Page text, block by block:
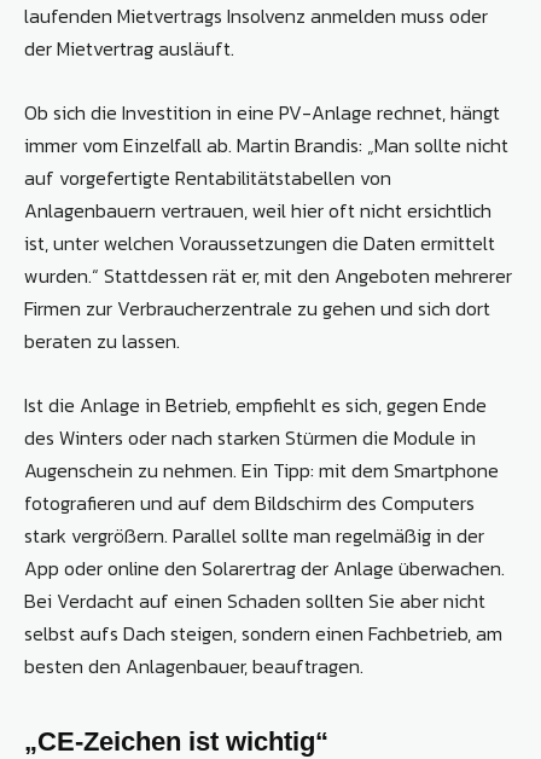
laufenden Mietvertrags Insolvenz anmelden muss oder
der Mietvertrag ausläuft.
Ob sich die Investition in eine PV-Anlage rechnet, hängt
immer vom Einzelfall ab. Martin Brandis: „Man sollte nicht
auf vorgefertigte Rentabilitätstabellen von
Anlagenbauern vertrauen, weil hier oft nicht ersichtlich
ist, unter welchen Voraussetzungen die Daten ermittelt
wurden.“ Stattdessen rät er, mit den Angeboten mehrerer
Firmen zur Verbraucherzentrale zu gehen und sich dort
beraten zu lassen.
Ist die Anlage in Betrieb, empfiehlt es sich, gegen Ende
des Winters oder nach starken Stürmen die Module in
Augenschein zu nehmen. Ein Tipp: mit dem Smartphone
fotografieren und auf dem Bildschirm des Computers
stark vergrößern. Parallel sollte man regelmäßig in der
App oder online den Solarertrag der Anlage überwachen.
Bei Verdacht auf einen Schaden sollten Sie aber nicht
selbst aufs Dach steigen, sondern einen Fachbetrieb, am
besten den Anlagenbauer, beauftragen.
„CE-Zeichen ist wichtig“